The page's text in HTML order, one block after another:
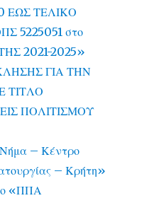
ΕΩΣ ΤΕΛΙΚΟ
5225051 στο
2021-2025»
ΓΙΑ ΤΗΝ
ΤΙΤΛΟ
ΠΟΛΙΤΙΣΜΟΥ
– Κέντρο
– Κρήτη»
«ΠΠΑ